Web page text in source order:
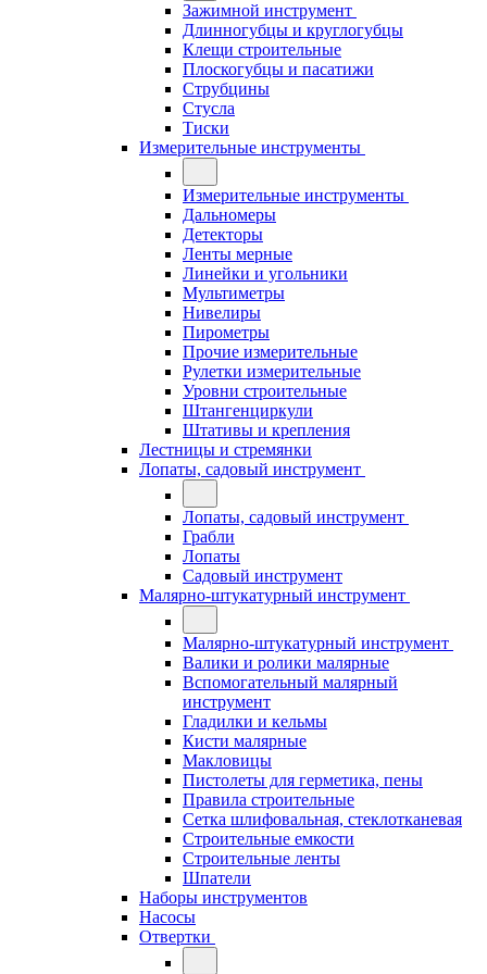
Зажимной инструмент
Длинногубцы и круглогубцы
Клещи строительные
Плоскогубцы и пасатижи
Струбцины
Стусла
Тиски
Измерительные инструменты
Измерительные инструменты
Дальномеры
Детекторы
Ленты мерные
Линейки и угольники
Мультиметры
Нивелиры
Пирометры
Прочие измерительные
Рулетки измерительные
Уровни строительные
Штангенциркули
Штативы и крепления
Лестницы и стремянки
Лопаты, садовый инструмент
Лопаты, садовый инструмент
Грабли
Лопаты
Садовый инструмент
Малярно-штукатурный инструмент
Малярно-штукатурный инструмент
Валики и ролики малярные
Вспомогательный малярный
инструмент
Гладилки и кельмы
Кисти малярные
Макловицы
Пистолеты для герметика, пены
Правила строительные
Сетка шлифовальная, стеклотканевая
Строительные емкости
Строительные ленты
Шпатели
Наборы инструментов
Насосы
Отвертки